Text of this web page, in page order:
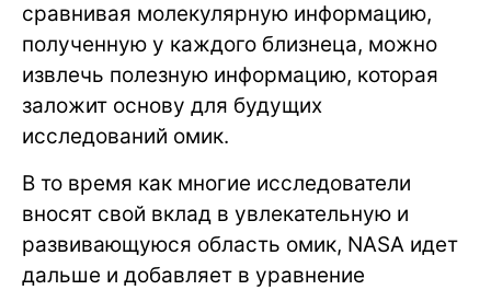
сравнивая молекулярную информацию,
полученную у каждого близнеца, можно
извлечь полезную информацию, которая
заложит основу для будущих
исследований омик.
В то время как многие исследователи
вносят свой вклад в увлекательную и
развивающуюся область омик, NASA идет
дальше и добавляет в уравнение